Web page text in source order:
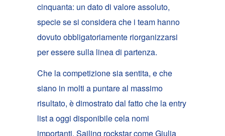
cinquanta: un dato di valore assoluto,
specie se si considera che i team hanno
dovuto obbligatoriamente riorganizzarsi
per essere sulla linea di partenza.
Che la competizione sia sentita, e che
siano in molti a puntare al massimo
risultato, è dimostrato dal fatto che la entry
list a oggi disponibile cela nomi
importanti. Sailing rockstar come Giulia